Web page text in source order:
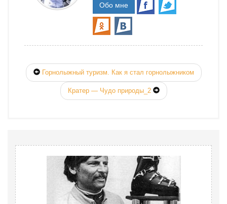
Обо мне
Горнолыжный туризм. Как я стал горнолыжником
Кратер — Чудо природы_2